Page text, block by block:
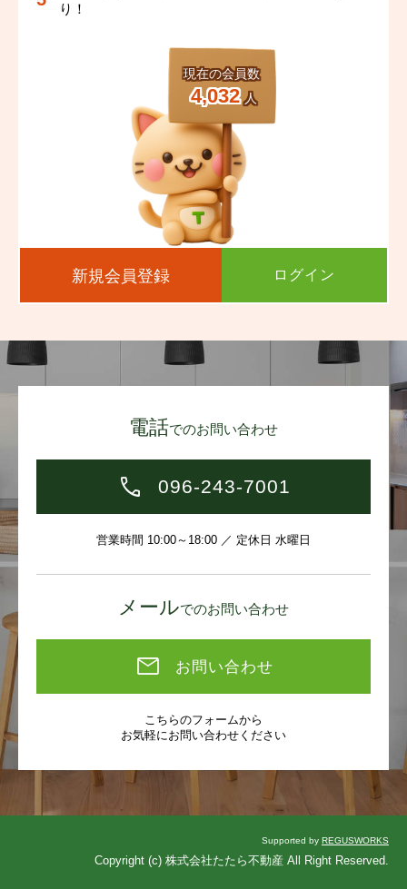
現在の会員数
4,032 人
り！
新規会員登録 ログイン
電話でのお問い合わせ
096-243-7001
営業時間 10:00～18:00 ／ 定休日 水曜日
メールでのお問い合わせ
お問い合わせ
こちらのフォームから
お気軽にお問い合わせください
Supported by REGUSWORKS
Copyright (c) 株式会社たたら不動産 All Right Reserved.